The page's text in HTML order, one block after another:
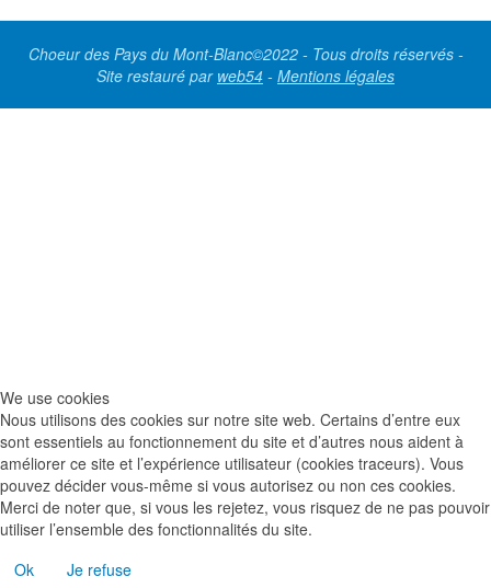
Choeur des Pays du Mont-Blanc©2022 - Tous droits réservés -
Site restauré par web54 - Mentions légales
We use cookies
Nous utilisons des cookies sur notre site web. Certains d’entre eux
sont essentiels au fonctionnement du site et d’autres nous aident à
améliorer ce site et l’expérience utilisateur (cookies traceurs). Vous
pouvez décider vous-même si vous autorisez ou non ces cookies.
Merci de noter que, si vous les rejetez, vous risquez de ne pas pouvoir
utiliser l’ensemble des fonctionnalités du site.
Ok
Je refuse